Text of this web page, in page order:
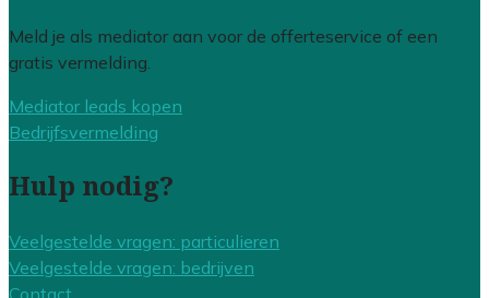
Meld je als mediator aan voor de offerteservice of een
gratis vermelding.
Mediator leads kopen
Bedrijfsvermelding
Hulp nodig?
Veelgestelde vragen: particulieren
Veelgestelde vragen: bedrijven